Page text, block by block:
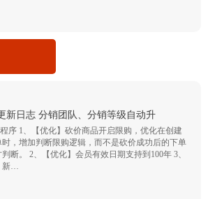
新日志 分销团队、分销等级自动升
序 1、【优化】砍价商品开启限购，优化在创建
时，增加判断限购逻辑，而不是砍价成功后的下单
断。 2、【优化】会员有效日期支持到100年 3、
新…